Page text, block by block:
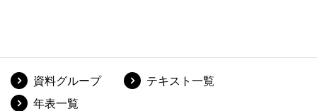
資料グループ
テキスト一覧
年表一覧